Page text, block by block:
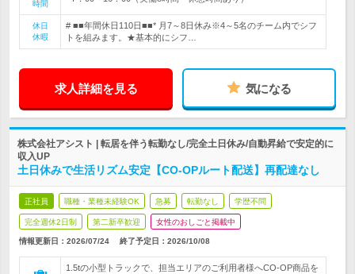
時間
休日
休暇
# ■■年間休日110日■■* 月7～8日休み※4～5名のチーム内でシフ
トを組みます。★基本的にシフ…
求人詳細を見る 気になる
株式会社アシスト | 転居を伴う転勤なし/完全土日休み/自動昇給で安定的に
収入UP
土日休みで生活リズム安定【CO-OPルート配送】再配達なし
正社員 職種・業種未経験OK 急募 転勤なし 学歴不問
完全週休2日制 第二新卒歓迎 女性のおしごと掲載中
情報更新日：2026/07/24 終了予定日： 2026/10/08
1.5tの小型トラックで、担当エリアのご利用者様へCO-OP商品を